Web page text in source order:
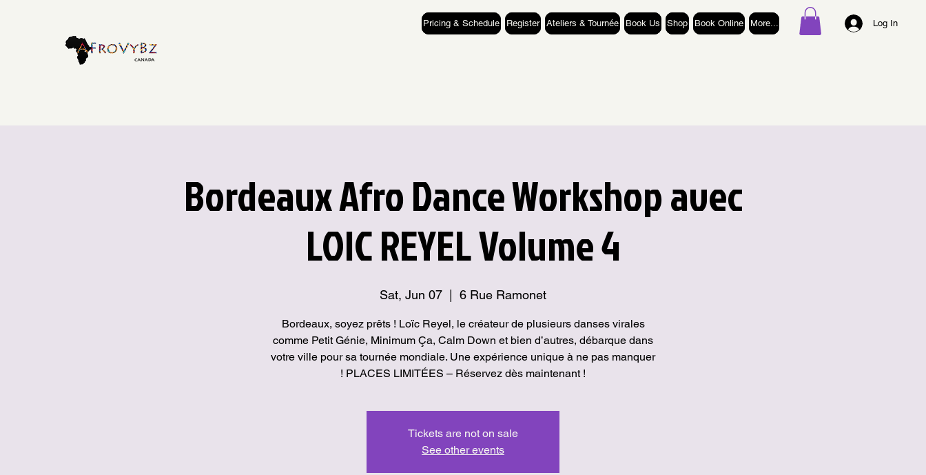
Pricing & Schedule Register Ateliers & Tournée Book Us Shop Book Online More... Log In
Bordeaux Afro Dance Workshop avec
LOIC REYEL Volume 4
Sat, Jun 07
  |
6 Rue Ramonet
Bordeaux, soyez prêts ! Loïc Reyel, le créateur de plusieurs danses virales
comme Petit Génie, Minimum Ça, Calm Down et bien d’autres, débarque dans
votre ville pour sa tournée mondiale. Une expérience unique à ne pas manquer
! PLACES LIMITÉES – Réservez dès maintenant !
Tickets are not on sale
See other events